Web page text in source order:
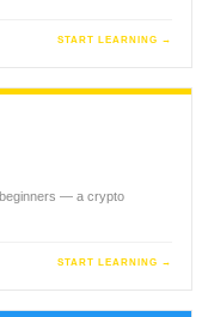
START LEARNING →
— a crypto
START LEARNING →